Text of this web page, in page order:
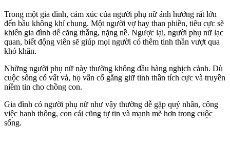
Trong một gia đình, cảm xúc của người phụ nữ ảnh hưởng rất lớn
đến bầu không khí chung. Một người vợ hay than phiền, tiêu cực sẽ
khiến gia đình dễ căng thẳng, nặng nề. Ngược lại, người phụ nữ lạc
quan, biết động viên sẽ giúp mọi người có thêm tinh thần vượt qua
khó khăn.
Những người phụ nữ này thường không đầu hàng nghịch cảnh. Dù
cuộc sống có vất vả, họ vẫn cố gắng giữ tinh thần tích cực và truyền
niềm tin cho chồng con.
Gia đình có người phụ nữ như vậy thường dễ gặp quý nhân, công
việc hanh thông, con cái cũng tự tin và mạnh mẽ hơn trong cuộc
sống.